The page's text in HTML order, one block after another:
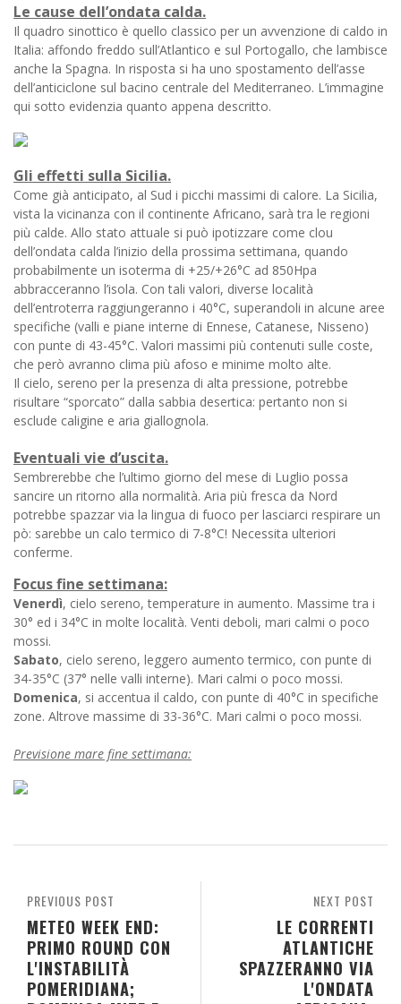
Le cause dell’ondata calda.
Il quadro sinottico è quello classico per un avvenzione di caldo in
Italia: affondo freddo sull’Atlantico e sul Portogallo, che lambisce
anche la Spagna. In risposta si ha uno spostamento dell’asse
dell’anticiclone sul bacino centrale del Mediterraneo. L’immagine
qui sotto evidenzia quanto appena descritto.
Gli effetti sulla Sicilia.
Come già anticipato, al Sud i picchi massimi di calore. La Sicilia,
vista la vicinanza con il continente Africano, sarà tra le regioni
più calde. Allo stato attuale si può ipotizzare come clou
dell’ondata calda l’inizio della prossima settimana, quando
probabilmente un isoterma di +25/+26°C ad 850Hpa
abbracceranno l’isola. Con tali valori, diverse località
dell’entroterra raggiungeranno i 40°C, superandoli in alcune aree
specifiche (valli e piane interne di Ennese, Catanese, Nisseno)
con punte di 43-45°C. Valori massimi più contenuti sulle coste,
che però avranno clima più afoso e minime molto alte.
Il cielo, sereno per la presenza di alta pressione, potrebbe
risultare “sporcato” dalla sabbia desertica: pertanto non si
esclude caligine e aria giallognola.
Eventuali vie d’uscita.
Sembrerebbe che l’ultimo giorno del mese di Luglio possa
sancire un ritorno alla normalità. Aria più fresca da Nord
potrebbe spazzar via la lingua di fuoco per lasciarci respirare un
pò: sarebbe un calo termico di 7-8°C! Necessita ulteriori
conferme.
Focus fine settimana:
Venerdì, cielo sereno, temperature in aumento. Massime tra i
30° ed i 34°C in molte località. Venti deboli, mari calmi o poco
mossi.
Sabato, cielo sereno, leggero aumento termico, con punte di
34-35°C (37° nelle valli interne). Mari calmi o poco mossi.
Domenica, si accentua il caldo, con punte di 40°C in specifiche
zone. Altrove massime di 33-36°C. Mari calmi o poco mossi.
Previsione mare fine settimana:
NEXT POST
LE CORRENTI
ATLANTICHE
SPAZZERANNO VIA
L'ONDATA
PREVIOUS POST
METEO WEEK END:
PRIMO ROUND CON
L'INSTABILITÀ
POMERIDIANA;